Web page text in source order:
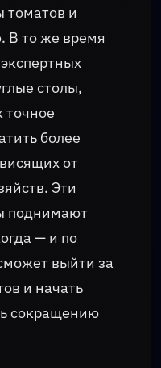
томатов и
В то же время
столы,
точное
более
от
Эти
поднимают
— и по
выйти за
и начать
сокращению